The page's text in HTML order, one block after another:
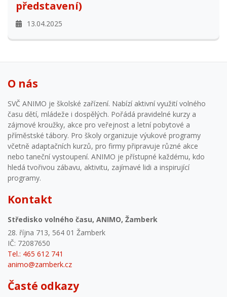
představení)
13.04.2025
O nás
SVČ ANIMO je školské zařízení. Nabízí aktivní využití volného
času dětí, mládeže i dospělých. Pořádá pravidelné kurzy a
zájmové kroužky, akce pro veřejnost a letní pobytové a
příměstské tábory. Pro školy organizuje výukové programy
včetně adaptačních kurzů, pro firmy připravuje různé akce
nebo taneční vystoupení. ANIMO je přístupné každému, kdo
hledá tvořivou zábavu, aktivitu, zajímavé lidi a inspirující
programy.
Kontakt
Středisko volného času, ANIMO, Žamberk
28. října 713, 564 01 Žamberk
IČ: 72087650
Tel.: 465 612 741
animo@zamberk.cz
Časté odkazy